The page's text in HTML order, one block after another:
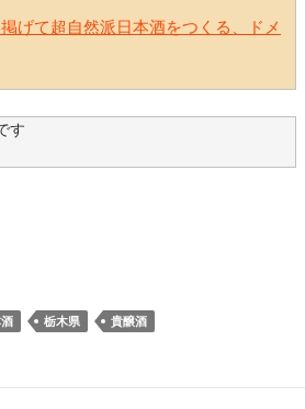
げて超自然派日本酒をつくる、ドメ
す
栃木県 貴醸酒